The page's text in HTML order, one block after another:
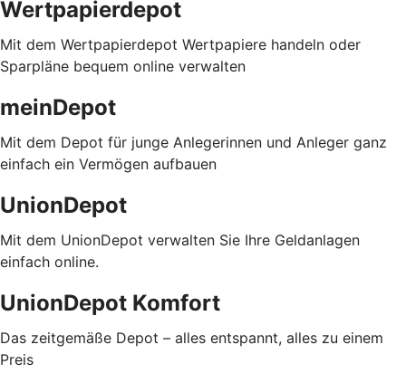
Wertpapierdepot
Mit dem Wertpapierdepot Wertpapiere handeln oder
Sparpläne bequem online verwalten
meinDepot
Mit dem Depot für junge Anlegerinnen und Anleger ganz
einfach ein Vermögen aufbauen
UnionDepot
Mit dem UnionDepot verwalten Sie Ihre Geldanlagen
einfach online.
UnionDepot Komfort
Das zeitgemäße Depot – alles entspannt, alles zu einem
Preis